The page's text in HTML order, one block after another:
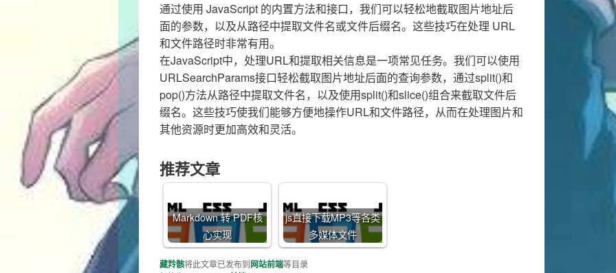
通过使用 JavaScript 的内置方法和接口，我们可以轻松地截取图片地址后
面的参数，以及从路径中提取文件名或文件后缀名。这些技巧在处理 URL
和文件路径时非常有用。
在JavaScript中，处理URL和提取相关信息是一项常见任务。我们可以使用
URLSearchParams接口轻松截取图片地址后面的查询参数，通过split()和
pop()方法从路径中提取文件名，以及使用split()和slice()组合来截取文件后
缀名。这些技巧使我们能够方便地操作URL和文件路径，从而在处理图片和
其他资源时更加高效和灵活。
推荐文章
Markdown 转 PDF核
心实现
js直接下载MP3等各类
多媒体文件
藏羚骸将此文章已发布到网站前端等目录